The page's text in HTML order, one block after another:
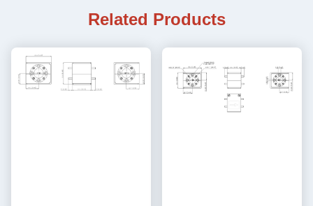
Related Products